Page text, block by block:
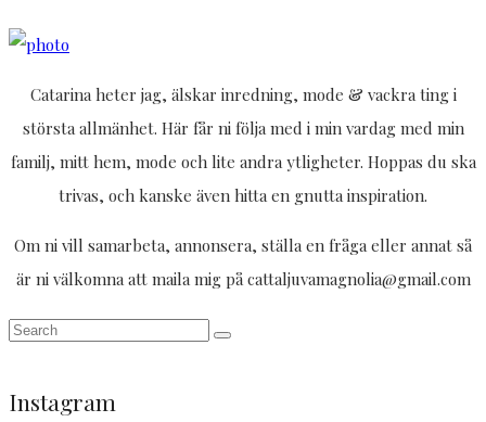
Catarina heter jag, älskar inredning, mode & vackra ting i
största allmänhet. Här får ni följa med i min vardag med min
familj, mitt hem, mode och lite andra ytligheter. Hoppas du ska
trivas, och kanske även hitta en gnutta inspiration.
Om ni vill samarbeta, annonsera, ställa en fråga eller annat så
är ni välkomna att maila mig på cattaljuvamagnolia@gmail.com
Instagram